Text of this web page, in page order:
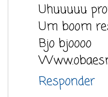
Uhuuuuu
Um boom
Bjo bjoooo
Responder